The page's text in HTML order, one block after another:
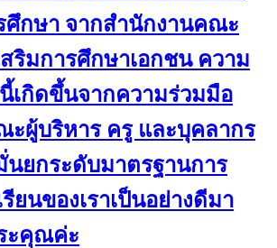
ศึกษา จากสำนักงานคณะ
ริมการศึกษาเอกชน ความ
เกิดขึ้นจากความร่วมมือ
ะผู้บริหาร ครู และบุคลากร
ยกระดับมาตรฐานการ
ยนของเราเป็นอย่างดีมา
ะคุณค่ะ